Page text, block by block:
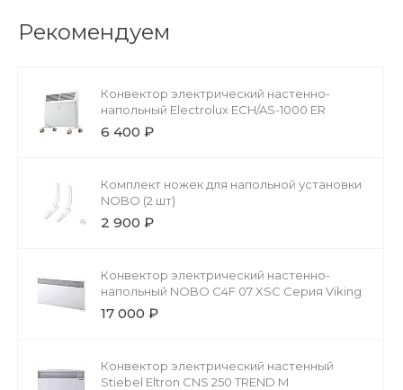
Рекомендуем
Конвектор электрический настенно-
напольный Electrolux ECH/AS-1000 ER
6 400 ₽
Комплект ножек для напольной установки
NOBO (2 шт)
2 900 ₽
Конвектор электрический настенно-
напольный NOBO C4F 07 XSC Серия Viking
17 000 ₽
Конвектор электрический настенный
Stiebel Eltron CNS 250 TREND M